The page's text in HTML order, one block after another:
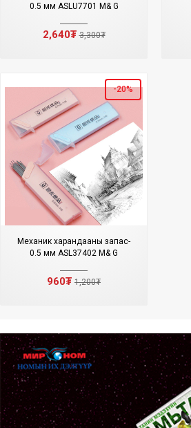
0.5 мм ASLU7701 M& G
2,640₮3,300₮
-20%
Механик харандааны запас-
0.5 мм ASL37402 M& G
960₮ 1,200₮